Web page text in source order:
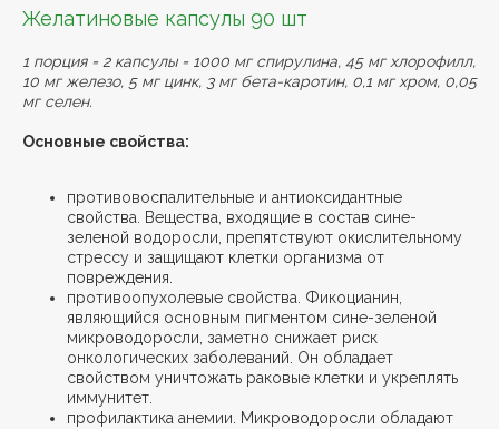
Желатиновые капсулы 90 шт
1 порция = 2 капсулы = 1000 мг спирулина, 45 мг хлорофилл,
10 мг железо, 5 мг цинк, 3 мг бета-каротин, 0,1 мг хром, 0,05
мг селен.
Основные свойства:
противовоспалительные и антиоксидантные
свойства. Вещества, входящие в состав сине-
зеленой водоросли, препятствуют окислительному
стрессу и защищают клетки организма от
повреждения.
противоопухолевые свойства. Фикоцианин,
являющийся основным пигментом сине-зеленой
микроводоросли, заметно снижает риск
онкологических заболеваний. Он обладает
свойством уничтожать раковые клетки и укреплять
иммунитет.
профилактика анемии. Микроводоросли обладают